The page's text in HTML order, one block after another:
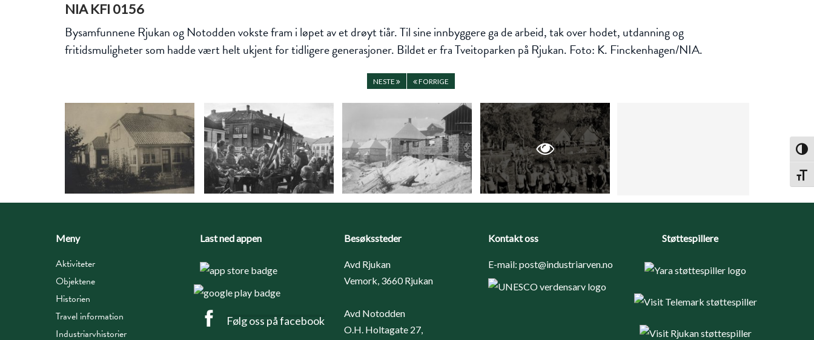
NIA KFI 0156
Bysamfunnene Rjukan og Notodden vokste fram i løpet av et drøyt tiår. Til sine innbyggere ga de arbeid, tak over hodet, utdanning og
fritidsmuligheter som hadde vært helt ukjent for tidligere generasjoner. Bildet er fra Tveitoparken på Rjukan. Foto: K. Finckenhagen/NIA.
NESTE FORRIGE
Meny
Aktiviteter
Objektene
Historien
Travel information
Industriarvhistorier
Last ned appen
Følg oss på facebook
Besøkssteder
Avd Rjukan
Vemork, 3660 Rjukan
Avd Notodden
O.H. Holtagate 27,
Kontakt oss
E-mail: post@industriarven.no
Støttespillere